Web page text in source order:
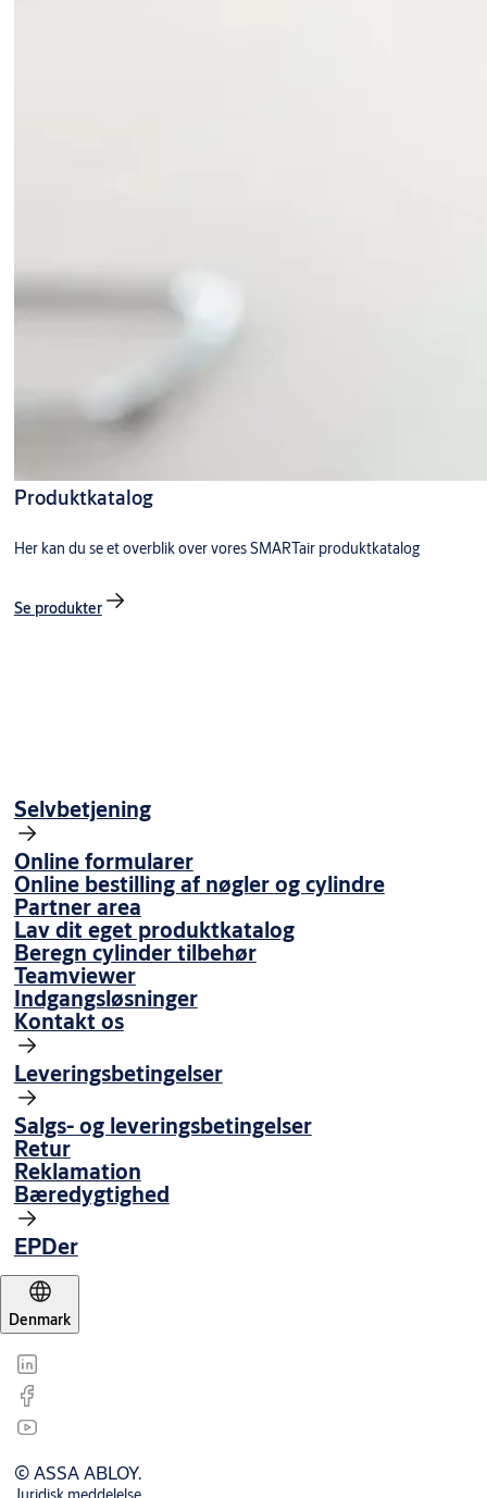
Produktkatalog
Her kan du se et overblik over vores SMARTair produktkatalog
Se produkter
brug af data, henvises til den fulde dataerklæring, der findes på
vores
Selvbetjening
Online formularer
Online bestilling af nøgler og cylindre
Partner area
Lav dit eget produktkatalog
Beregn cylinder tilbehør
Teamviewer
Indgangsløsninger
Kontakt os
Leveringsbetingelser
Salgs- og leveringsbetingelser
Retur
Reklamation
Bæredygtighed
EPDer
Denmark
© ASSA ABLOY.